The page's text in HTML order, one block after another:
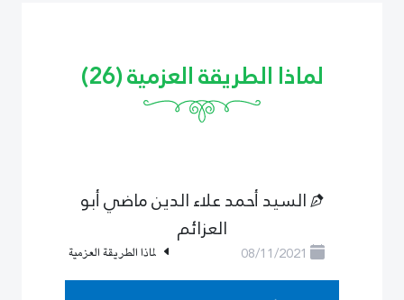
لماذا الطريقة العزمية (26)
السيد أحمد علاء الدين ماضي أبو
العزائم
08/11/2021 لماذا الطريقة العزمية